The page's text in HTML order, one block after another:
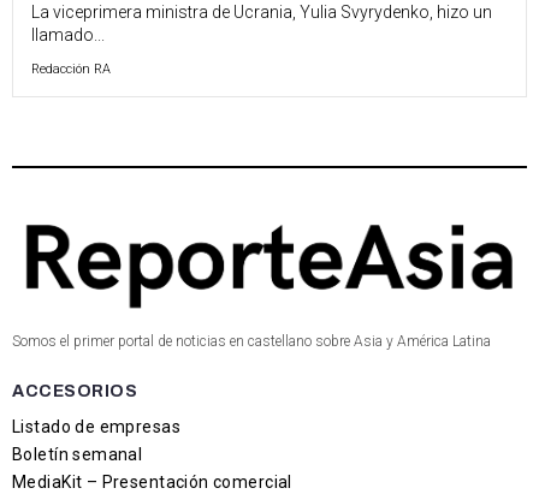
La viceprimera ministra de Ucrania, Yulia Svyrydenko, hizo un
llamado...
Redacción RA
Somos el primer portal de noticias en castellano sobre Asia y América Latina
ACCESORIOS
Listado de empresas
Boletín semanal
MediaKit – Presentación comercial